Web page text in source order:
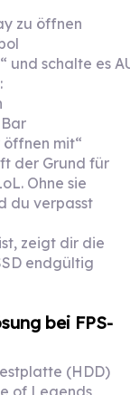
zu öffnen
und schalte es
mit“
der Grund für
Ohne sie
du verpasst
zeigt dir die
endgültig
bei FPS-
(HDD)